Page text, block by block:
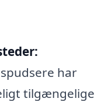
har
tilgængelige